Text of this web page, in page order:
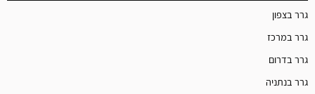
גרר בצפון
גרר במרכז
גרר בדרום
גרר בנתניה